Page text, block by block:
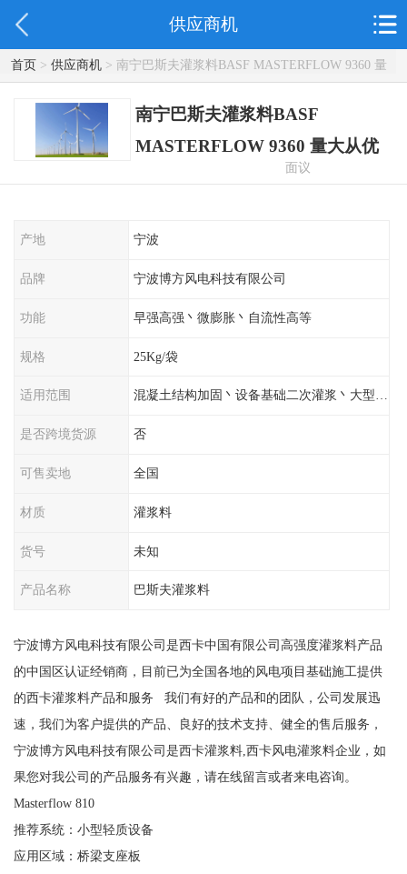
供应商机
首页> 供应商机> 南宁巴斯夫灌浆料BASF MASTERFLOW 9360 量
大从优
南宁巴斯夫灌浆料BASF
MASTERFLOW 9360 量大从优
面议
产地 宁波
品牌 宁波博方风电科技有限公司
功能 早强高强丶微膨胀丶自流性高等
规格 25Kg/袋
适用范围 混凝土结构加固丶设备基础二次灌浆丶大型工程
是否跨境货源 否
可售卖地 全国
材质 灌浆料
货号 未知
产品名称 巴斯夫灌浆料
宁波博方风电科技有限公司是西卡中国有限公司高强度灌浆料产品
的中国区认证经销商，目前已为全国各地的风电项目基础施工提供
的西卡灌浆料产品和服务 我们有好的产品和的团队，公司发展迅
速，我们为客户提供的产品、良好的技术支持、健全的售后服务，
宁波博方风电科技有限公司是西卡灌浆料,西卡风电灌浆料企业，如
果您对我公司的产品服务有兴趣，请在线留言或者来电咨询。
Masterflow 810
推荐系统：小型轻质设备
应用区域：桥梁支座板